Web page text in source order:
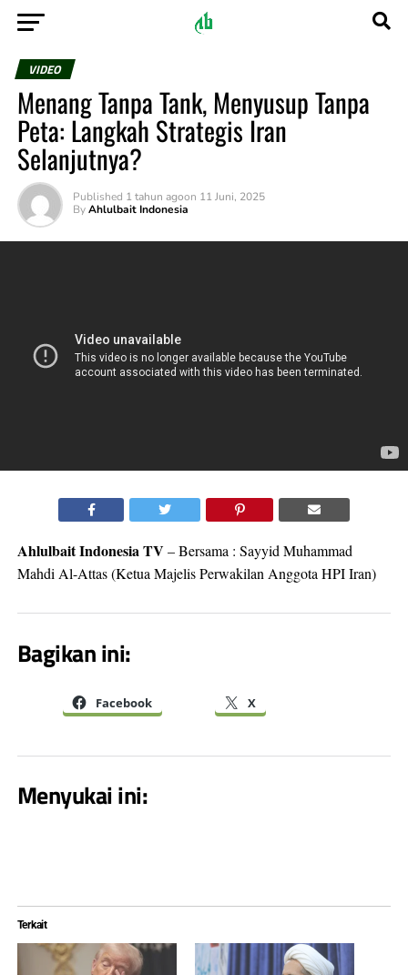
VIDEO
Menang Tanpa Tank, Menyusup Tanpa
Peta: Langkah Strategis Iran
Selanjutnya?
Published 1 tahun agoon 11 Juni, 2025
By Ahlulbait Indonesia
Ahlulbait Indonesia TV– Bersama : Sayyid Muhammad
Mahdi Al-Attas (Ketua Majelis Perwakilan Anggota HPI Iran)
Bagikan ini:
Facebook X
Menyukai ini:
Terkait